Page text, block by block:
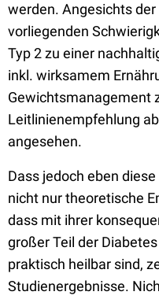
werden. Angesichts
vorliegenden
Typ 2 zu einer
inkl. wirksamem
Gewichtsmanagement
Leitlinienempfehlung
angesehen.
Dass jedoch eben
nicht nur theoretische
dass mit ihrer
großer Teil der
praktisch heilbar sind,
Studienergebnisse.